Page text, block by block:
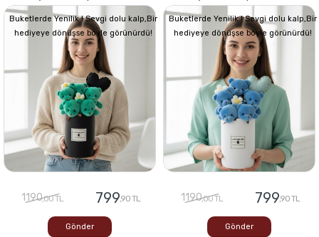
Buketlerde Yenilik ! Sevgi dolu kalp,Bir
hediyeye dönüşse böyle görünürdü!
1190,00 TL 799,90 TL
Gönder
Buketlerde Yenilik ! Sevgi dolu kalp,Bir
hediyeye dönüşse böyle görünürdü!
1190,00 TL 799,90 TL
Gönder